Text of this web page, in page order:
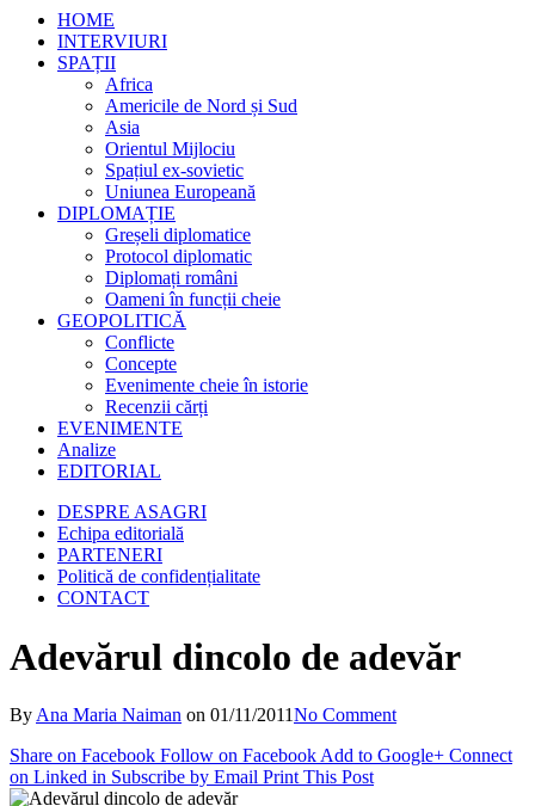
HOME
INTERVIURI
SPAȚII
Africa
Americile de Nord și Sud
Asia
Orientul Mijlociu
Spațiul ex-sovietic
Uniunea Europeană
DIPLOMAȚIE
Greșeli diplomatice
Protocol diplomatic
Diplomați români
Oameni în funcții cheie
GEOPOLITICĂ
Conflicte
Concepte
Evenimente cheie în istorie
Recenzii cărți
EVENIMENTE
Analize
EDITORIAL
DESPRE ASAGRI
Echipa editorială
PARTENERI
Politică de confidențialitate
CONTACT
Adevărul dincolo de adevăr
By Ana Maria Naiman on 01/11/2011No Comment
Share on Facebook Follow on Facebook Add to Google+ Connect
on Linked in Subscribe by Email Print This Post